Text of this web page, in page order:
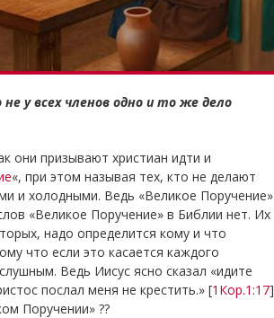
у всех членов одно и то же дело
они призывают христиан идти и
«, при этом называя тех, кто не делают
и холодными. Ведь «Великое Поручение»
«Великое Поручение» в Библии нет. Их
надо определится кому и что
что если это касается каждого
Ведь Иисус ясно сказал «идите
послал меня не крестить.» [1Кор.1:17]
Поручении» ??